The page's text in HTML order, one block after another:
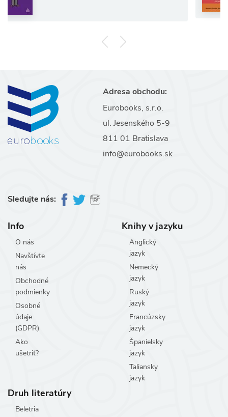
Adresa obchodu:
Eurobooks, s.r.o.
ul. Jesenského 5-9
811 01 Bratislava
info@eurobooks.sk
Sledujte nás:
Info
O nás
Navštívte
nás
Obchodné
podmienky
Osobné
údaje
(GDPR)
Ako
ušetriť?
Knihy v jazyku
Anglický
jazyk
Nemecký
jazyk
Ruský
jazyk
Francúzsky
jazyk
Španielsky
jazyk
Taliansky
jazyk
Druh literatúry
Beletria